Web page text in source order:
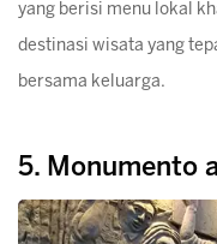
yang berisi menu lokal
destinasi wisata yang
bersama keluarga.
5. Monumento